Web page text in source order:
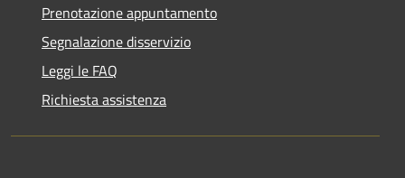
Prenotazione appuntamento
Segnalazione disservizio
Leggi le FAQ
Richiesta assistenza